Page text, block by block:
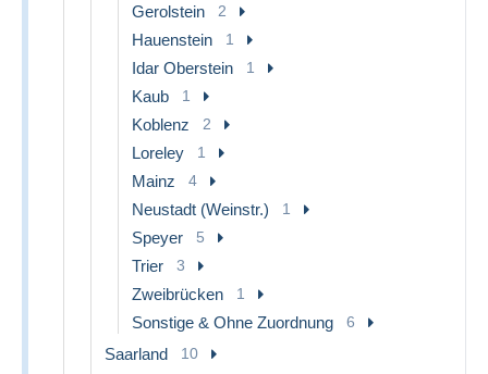
Gerolstein 2
Hauenstein 1
Idar Oberstein 1
Kaub 1
Koblenz 2
Loreley 1
Mainz 4
Neustadt (Weinstr.) 1
Speyer 5
Trier 3
Zweibrücken 1
Sonstige & Ohne Zuordnung 6
Saarland 10